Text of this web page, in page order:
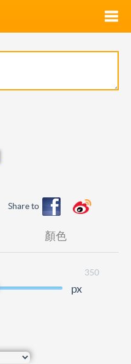
Toggle
Share to
顏色
350
px